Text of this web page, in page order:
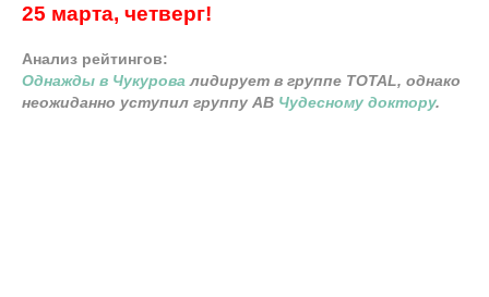
25 марта, четверг!
Анализ рейтингов:
Однажды в Чукурова лидирует в группе TOTAL, однако
неожиданно уступил группу AB Чудесному доктору.